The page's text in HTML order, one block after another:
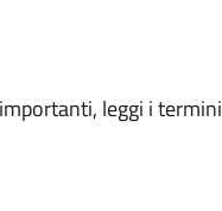
leggi i termini